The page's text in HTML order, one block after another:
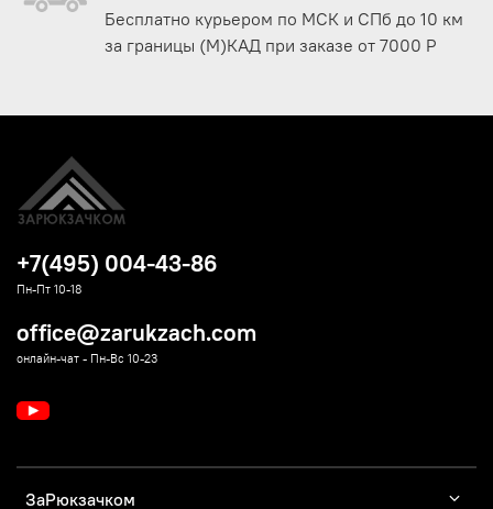
Бесплатно курьером по МСК и СПб до 10 км
за границы (М)КАД при заказе от 7000 Р
ЗаРюкзачком
+7(495) 004-43-86
Пн-Пт 10-18
office@zarukzach.com
онлайн-чат - Пн-Вс 10-23